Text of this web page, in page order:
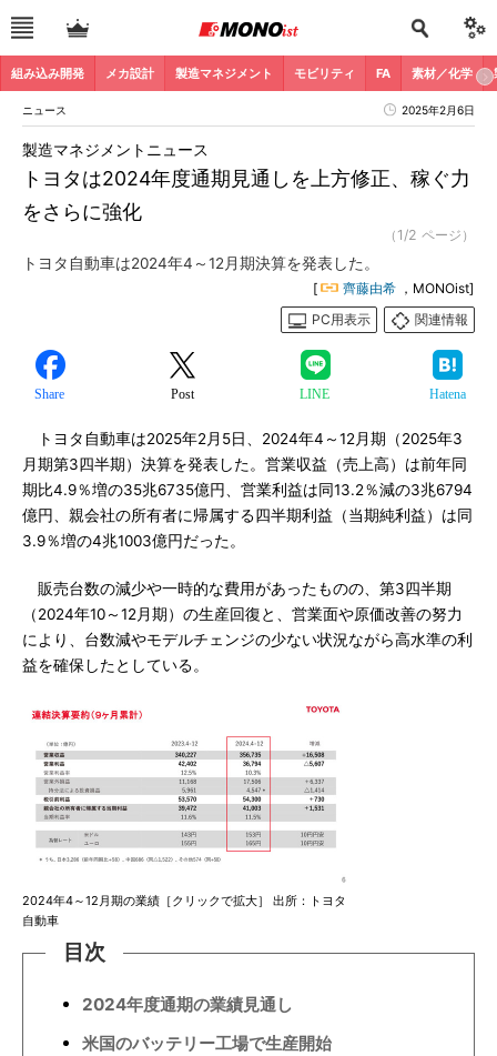
組み込み開発 メカ設計 製造マネジメント モビリティ FA 素材／化学
ニュース 2025年2月6日
トヨタは2024年度通期見通しを上方修正、稼ぐ力
をさらに強化
製造マネジメントニュース
（1/2 ページ）
トヨタ自動車は2024年4～12月期決算を発表した。
[ 齊藤由希 ，MONOist]
PC用表示
関連情報
Share Post LINE Hatena
トヨタ自動車は2025年2月5日、2024年4～12月期（2025年3
月期第3四半期）決算を発表した。営業収益（売上高）は前年同
期比4.9％増の35兆6735億円、営業利益は同13.2％減の3兆6794
億円、親会社の所有者に帰属する四半期利益（当期純利益）は同
3.9％増の4兆1003億円だった。
販売台数の減少や一時的な費用があったものの、第3四半期
（2024年10～12月期）の生産回復と、営業面や原価改善の努力
により、台数減やモデルチェンジの少ない状況ながら高水準の利
益を確保したとしている。
2024年4～12月期の業績［クリックで拡大］ 出所：トヨタ
自動車
目次
2024年度通期の業績見通し
米国のバッテリー工場で生産開始